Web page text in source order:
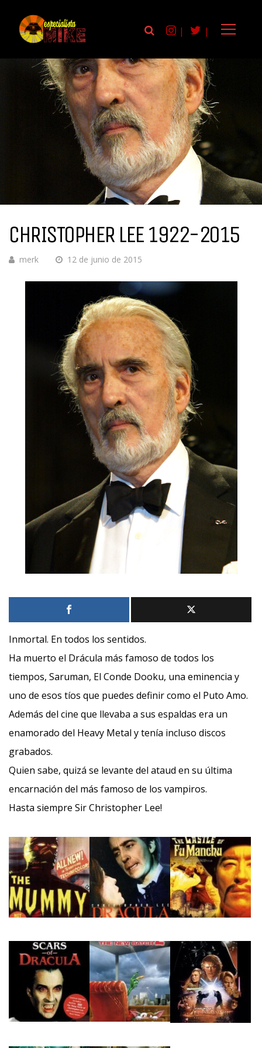
| |
CHRISTOPHER LEE 1922-2015
merk 12 de junio de 2015
Inmortal. En todos los sentidos.
Ha muerto el Drácula más famoso de todos los
tiempos, Saruman, El Conde Dooku, una eminencia y
uno de esos tíos que puedes definir como el Puto Amo.
Además del cine que llevaba a sus espaldas era un
enamorado del Heavy Metal y tenía incluso discos
grabados.
Quien sabe, quizá se levante del ataud en su última
encarnación del más famoso de los vampiros.
Hasta siempre Sir Christopher Lee!